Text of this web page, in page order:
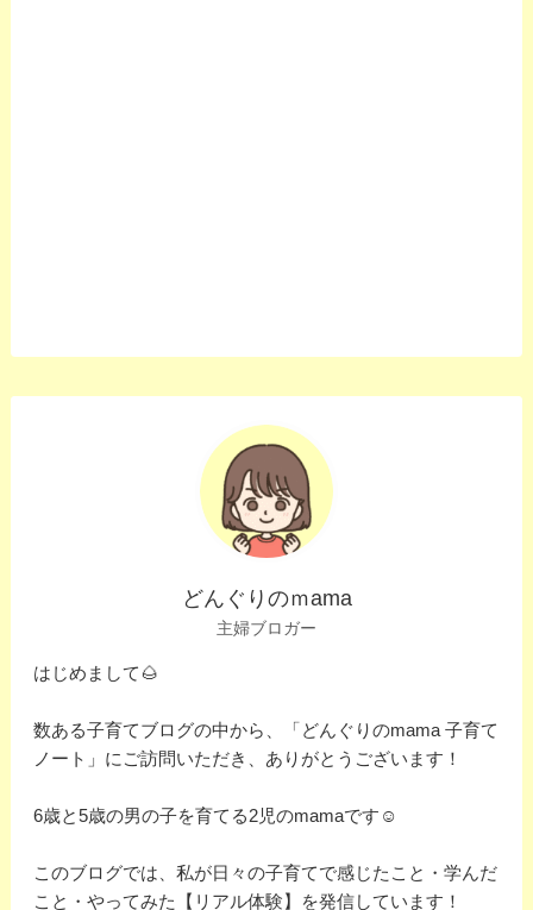
どんぐりのｍama
主婦ブロガー
はじめまして🌰
数ある子育てブログの中から、「どんぐりのmama 子育て
ノート」にご訪問いただき、ありがとうございます！
6歳と5歳の男の子を育てる2児のmamaです☺️
このブログでは、私が日々の子育てで感じたこと・学んだ
こと・やってみた【リアル体験】を発信しています！